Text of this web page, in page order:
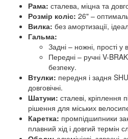
Рама: сталева, міцна та
Розмір коліс: 26" –
Вилка: без амортизації,
Гальма:
Задні – ножні, прості у
Передні – ручні V-
безпеку.
Втулки: передня і задня
довговічні.
Шатуни: сталеві, кріплення
рішення для міських
Каретка: промпідшипники
плавний хід і довгий термін